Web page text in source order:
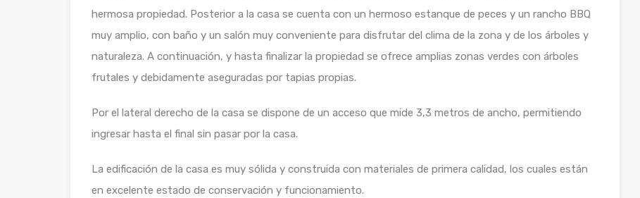
hermosa propiedad. Posterior a la casa se cuenta con un hermoso estanque de peces y un rancho BBQ
muy amplio, con baño y un salón muy conveniente para disfrutar del clima de la zona y de los árboles y
naturaleza. A continuación, y hasta finalizar la propiedad se ofrece amplias zonas verdes con árboles
frutales y debidamente aseguradas por tapias propias.
Por el lateral derecho de la casa se dispone de un acceso que mide 3,3 metros de ancho, permitiendo
ingresar hasta el final sin pasar por la casa.
La edificación de la casa es muy sólida y construida con materiales de primera calidad, los cuales están
en excelente estado de conservación y funcionamiento.